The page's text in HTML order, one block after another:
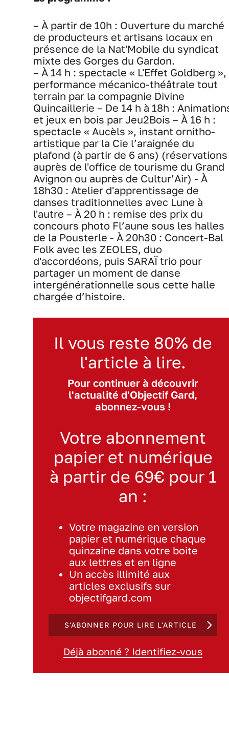
– À partir de 10h : Ouverture du marché
de producteurs et artisans locaux en
présence de la Nat'Mobile du syndicat
mixte des Gorges du Gardon.
– À 14 h : spectacle « L'Effet Goldberg »,
performance mécanico-théâtrale tout
terrain par la compagnie Divine
Quincaillerie – De 14 h à 18h :
et jeux en bois par Jeu2Bois – À 16 h :
spectacle « Aucèls », instant ornitho-
artistique par la Cie l’araignée du
plafond (à partir de 6 ans) (réservations
auprès de l'office de tourisme du Grand
Avignon ou auprès de Cultur’Air) - À
18h30 : Atelier d'apprentissage de
danses traditionnelles avec Lune à
l'autre – À 20 h : remise des prix du
concours photo Fl’aune sous les halles
de la Pousterle - À 20h30 : Concert-Bal
Folk avec les ZEOLES, duo
d'accordéons, puis SARAÏ trio pour
partager un moment de danse
intergénérationnelle sous cette halle
chargée d’histoire.
Il vous reste 80% de
l'article à lire.
Pour continuer à découvrir
l'actualité d'Objectif Gard,
abonnez-vous !
Votre abonnement
papier et numérique
à partir de 69€ pour 1
an :
Votre magazine en version
papier et numérique chaque
quinzaine dans votre boite
aux lettres et en ligne
Un accès illimité aux
articles exclusifs sur
objectifgard.com
S'ABONNER POUR LIRE L'ARTICLE
Déjà abonné ? Identifiez-vous